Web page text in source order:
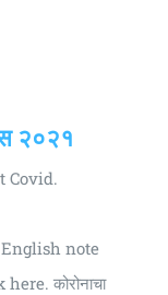
२०२१
Covid.
note
कोरोनाचा